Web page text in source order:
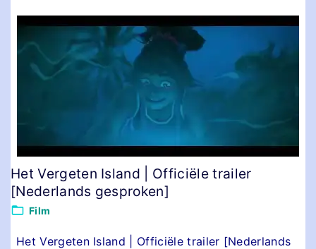
Het Vergeten Island | Officiële trailer
[Nederlands gesproken]
Film
Het Vergeten Island | Officiële trailer [Nederlands